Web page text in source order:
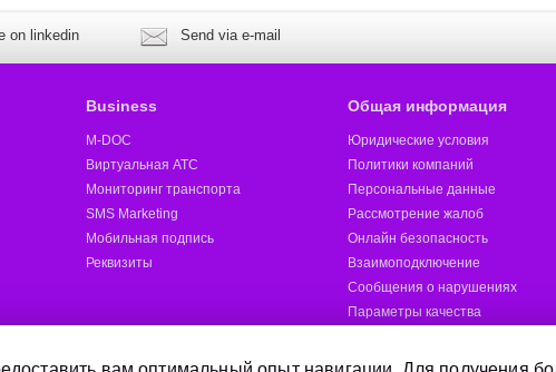
on linkedin Send via e-mail
Business
M-DOC
Виртуальная АТС
Мониторинг транспорта
SMS Marketing
Мобильная подпись
Реквизиты
Общая информация
Юридические условия
Политики компаний
Персональные данные
Рассмотрение жалоб
Онлайн безопасность
Взаимоподключение
Сообщения о нарушениях
Параметры качества